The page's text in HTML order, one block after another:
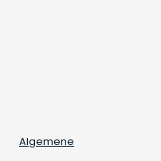
Algemene